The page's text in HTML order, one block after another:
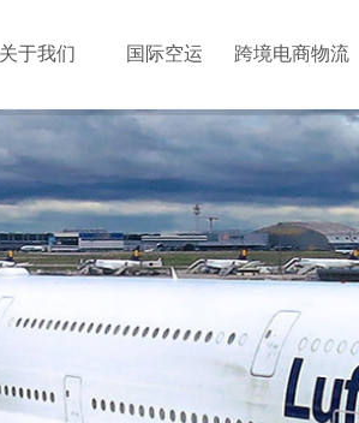
关于我们 国际空运 跨境电商物流